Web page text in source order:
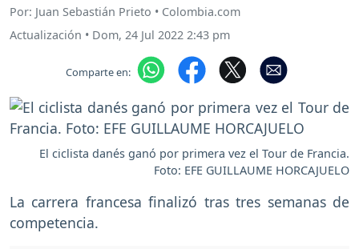
Por: Juan Sebastián Prieto • Colombia.com
Actualización • Dom, 24 Jul 2022 2:43 pm
Comparte en:
El ciclista danés ganó por primera vez el Tour de Francia.
Foto: EFE GUILLAUME HORCAJUELO
La carrera francesa finalizó tras tres semanas de
competencia.